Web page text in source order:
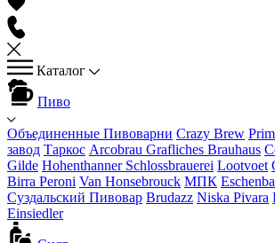
Каталог
Пиво
Объединенные Пивоварни Crazy Brew
завод Таркос Arcobrau Grafliches Brauhaus
Gilde Hohenthanner Schlossbrauerei Lootvoet
Birra Peroni Van Honsebrouck МПК
Суздальский Пивовар Brudazz Niska Pivara
Einsiedler